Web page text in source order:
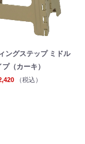
ングステップ ミドル
プ（カーキ）
（税込）